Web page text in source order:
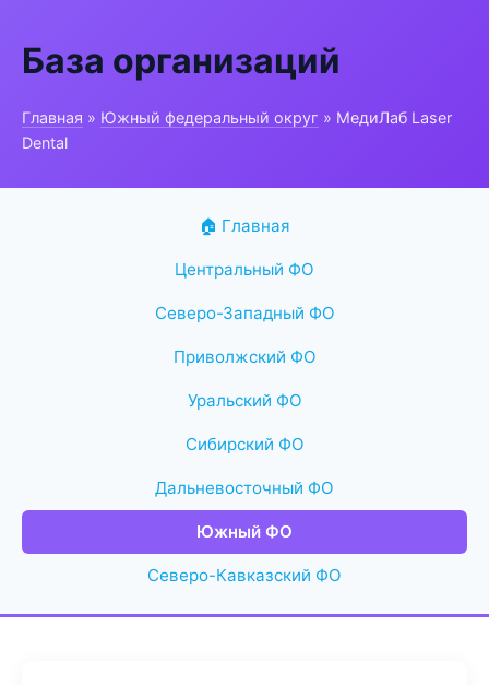
База организаций
Главная » Южный федеральный округ » МедиЛаб Laser
Dental
🏠 Главная
Центральный ФО
Северо-Западный ФО
Приволжский ФО
Уральский ФО
Сибирский ФО
Дальневосточный ФО
Южный ФО
Северо-Кавказский ФО